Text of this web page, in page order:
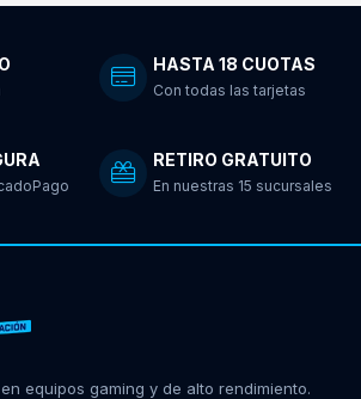
HASTA 18 CUOTAS
Con todas las tarjetas
RETIRO GRATUITO
En nuestras 15 sucursales
equipos gaming y de alto rendimiento.